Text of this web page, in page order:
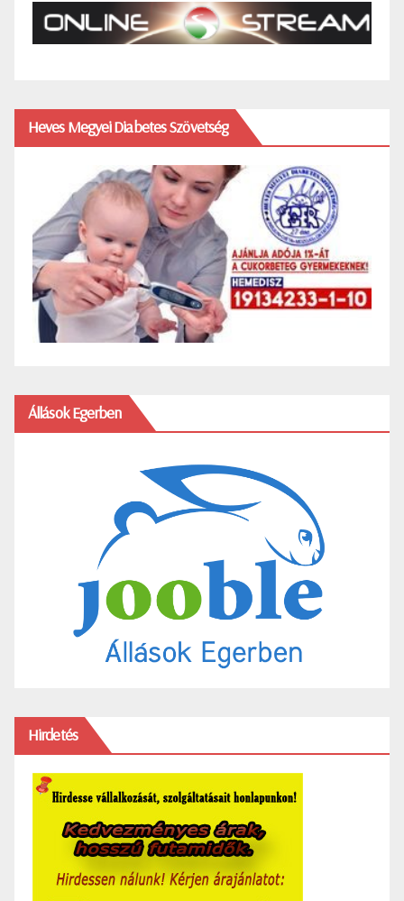
Heves Megyei Diabetes Szövetség
Állások Egerben
Hirdetés